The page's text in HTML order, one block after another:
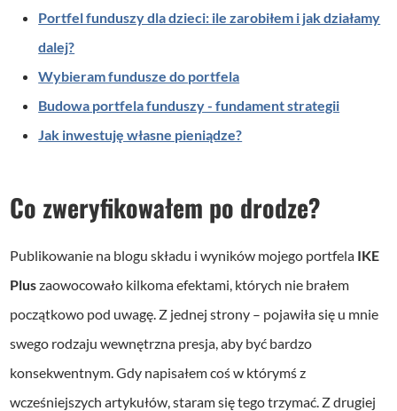
Portfel funduszy dla dzieci: ile zarobiłem i jak działamy
dalej?
Wybieram fundusze do portfela
Budowa portfela funduszy - fundament strategii
Jak inwestuję własne pieniądze?
Co zweryfikowałem po drodze?
Publikowanie na blogu składu i wyników mojego portfela IKE
Pluszaowocowało kilkoma efektami, których nie brałem
początkowo pod uwagę. Z jednej strony – pojawiła się u mnie
swego rodzaju wewnętrzna presja, aby być bardzo
konsekwentnym. Gdy napisałem coś w którymś z
wcześniejszych artykułów, staram się tego trzymać. Z drugiej